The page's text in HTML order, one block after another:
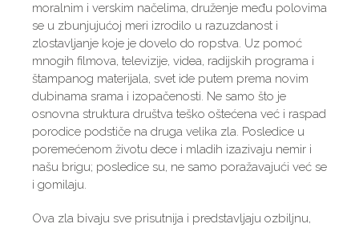
moralnim i verskim načelima, druženje među polovima
se u zbunjujućoj meri izrodilo u razuzdanost i
zlostavljanje koje je dovelo do ropstva. Uz pomoć
mnogih filmova, televizije, videa, radijskih programa i
štampanog materijala, svet ide putem prema novim
dubinama srama i izopačenosti. Ne samo što je
osnovna struktura društva teško oštećena već i raspad
porodice podstiče na druga velika zla. Posledice u
poremećenom životu dece i mladih izazivaju nemir i
našu brigu; posledice su, ne samo poražavajući već se
i gomilaju.
Ova zla bivaju sve prisutnija i predstavljaju ozbiljnu,